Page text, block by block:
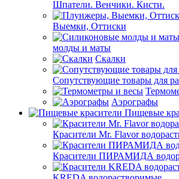
Шпатели. Венчики. Кисти.
Выемки, Оттиски
молды и маты
Скалки
Сопутствующие товары для
Аэрографы
Пищевые
Красители Mr. Flavor
Красители ПИРАМИДА